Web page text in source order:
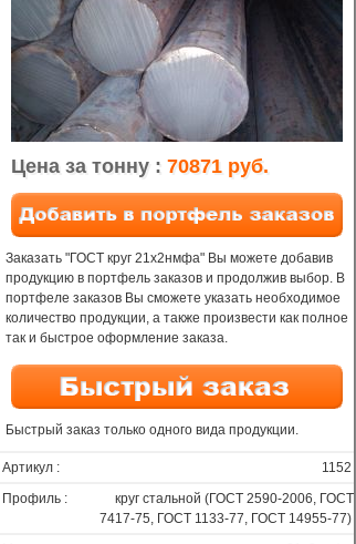
Цена за тонну : 70871 руб.
Заказать "ГОСТ круг 21х2нмфа" Вы можете добавив
продукцию в портфель заказов и продолжив выбор. В
портфеле заказов Вы сможете указать необходимое
количество продукции, а также произвести как полное
так и быстрое оформление заказа.
Быстрый заказ только одного вида продукции.
Артикул :
1152
Профиль :
круг стальной (ГОСТ 2590-2006, ГОСТ
7417-75, ГОСТ 1133-77, ГОСТ 14955-77)